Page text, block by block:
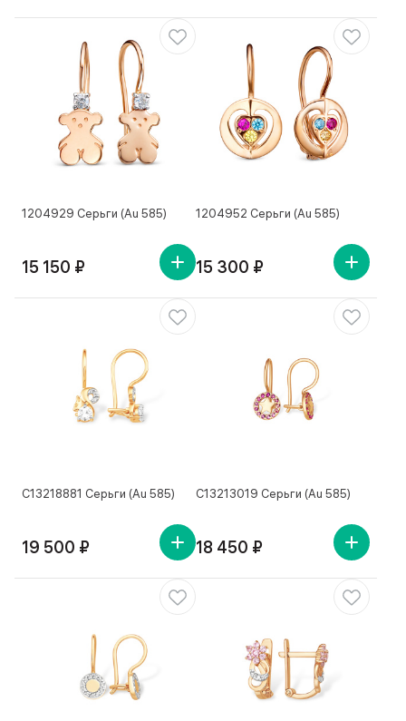
1204929 Серьги (Au 585)
15 150 ₽
1204952 Серьги (Au 585)
15 300 ₽
С13218881 Серьги (Au 585)
19 500 ₽
С13213019 Серьги (Au 585)
18 450 ₽